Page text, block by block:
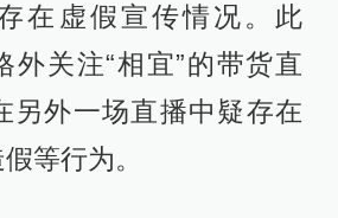
在虚假宣传情况。此
外关注“相宜”的带货直
另外一场直播中疑存在
等行为。